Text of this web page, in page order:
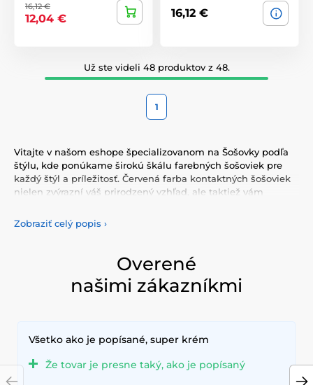
16,12 €
12,04 € 16,12 €
Už ste videli 48 produktov z 48.
1
Vitajte v našom eshope špecializovanom na Šošovky podľa
štýlu, kde ponúkame širokú škálu farebných šošoviek pre
každý štýl a príležitosť. Červená farba kontaktných šošoviek
nielen zvýrazní váš prirodzený vzhľad, ale taktiež vám
našej pestrej ponuky farebných šošoviek, ktoré vám
poskytnú komfort a bezpečnosť po celý deň. Pridajte do
ktoré spĺňajú najvyššie štandardy kvality a pohodlia.
Zobraziť celý popis ›
Overené
našimi zákazníkmi
Všetko ako je popísané, super krém
Že tovar je presne taký, ako je popísaný